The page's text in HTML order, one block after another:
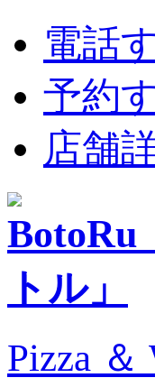
電話
予約
店舗
Pizza